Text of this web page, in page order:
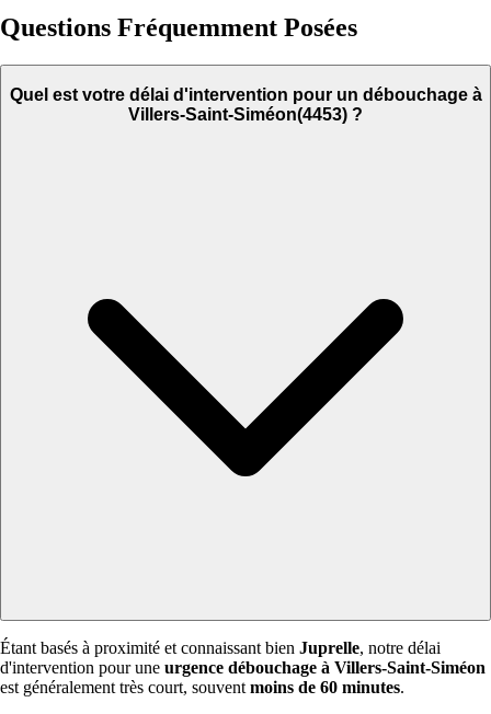
Questions Fréquemment Posées
Quel est votre délai d'intervention pour un débouchage à
Villers-Saint-Siméon(4453) ?
Étant basés à proximité et connaissant bien Juprelle, notre délai
d'intervention pour une urgence débouchage à Villers-Saint-Siméon
est généralement très court, souvent moins de 60 minutes.